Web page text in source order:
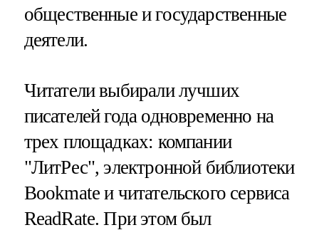
общественные и государственные
деятели.
Читатели выбирали лучших
писателей года одновременно на
трех площадках: компании
"ЛитРес", электронной библиотеки
Bookmate и читательского сервиса
ReadRate. При этом был